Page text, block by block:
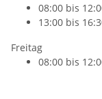
08:00 bis
13:00 bis
Freitag
08:00 bis